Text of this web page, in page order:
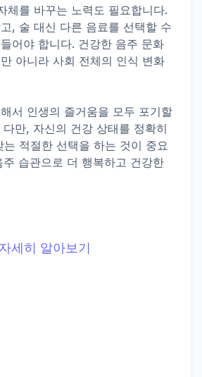
체를 바꾸는 노력도 필요합니다.
, 술 대신 다른 음료를 선택할 수
어야 합니다. 건강한 음주 문화
아니라 사회 전체의 인식 변화
서 인생의 즐거움을 모두 포기할
만, 자신의 건강 상태를 정확히
는 적절한 선택을 하는 것이 중요
습관으로 더 행복하고 건강한
자세히 알아보기